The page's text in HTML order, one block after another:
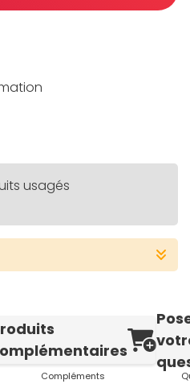
usagés
Compléments